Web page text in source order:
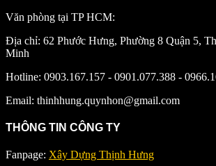
Văn phòng tại TP HCM:
Địa chỉ: 62 Phước Hưng, Phường 8 Quận 5,
Minh
Hotline: 0903.167.157 - 0901.077.388 -
Email: thinhhung.quynhon@gmail.com
THÔNG TIN CÔNG TY
Fanpage: Xây Dựng Thịnh Hưng